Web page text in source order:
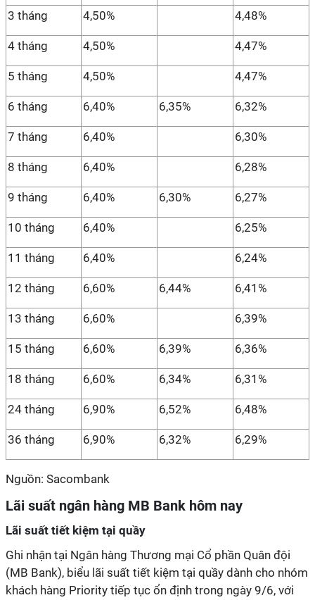
3 tháng 4,50% 4,48%
4 tháng 4,50% 4,47%
5 tháng 4,50% 4,47%
6 tháng 6,40% 6,35% 6,32%
7 tháng 6,40% 6,30%
8 tháng 6,40% 6,28%
9 tháng 6,40% 6,30% 6,27%
10 tháng 6,40% 6,25%
11 tháng 6,40% 6,24%
12 tháng 6,60% 6,44% 6,41%
13 tháng 6,60% 6,39%
15 tháng 6,60% 6,39% 6,36%
18 tháng 6,60% 6,34% 6,31%
24 tháng 6,90% 6,52% 6,48%
36 tháng 6,90% 6,32% 6,29%
Nguồn: Sacombank
Lãi suất ngân hàng MB Bank hôm nay
Lãi suất tiết kiệm tại quầy
Ghi nhận tại Ngân hàng Thương mại Cổ phần Quân đội
(MB Bank), biểu lãi suất tiết kiệm tại quầy dành cho nhóm
khách hàng Priority tiếp tục ổn định trong ngày 9/6, với